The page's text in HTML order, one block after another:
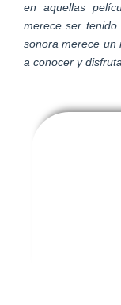
en aquellas
merece ser
sonora merece un
a conocer y